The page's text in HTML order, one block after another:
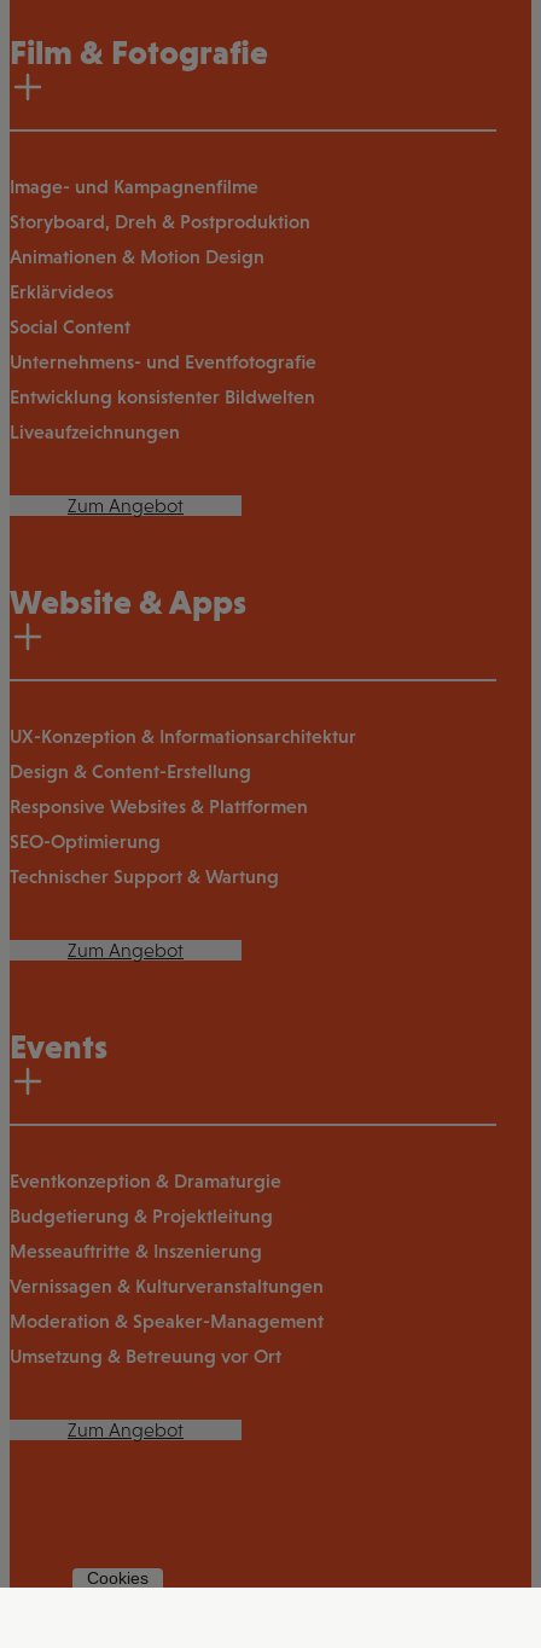
Film & Fotografie
Image- und Kampagnenfilme
Storyboard, Dreh & Postproduktion
Animationen & Motion Design
Erklärvideos
Social Content
Unternehmens- und Eventfotografie
Entwicklung konsistenter Bildwelten
Liveaufzeichnungen
Zum Angebot
Website & Apps
UX-Konzeption & Informationsarchitektur
Design & Content-Erstellung
Responsive Websites & Plattformen
SEO-Optimierung
Technischer Support & Wartung
Zum Angebot
Events
Eventkonzeption & Dramaturgie
Budgetierung & Projektleitung
Messeauftritte & Inszenierung
Vernissagen & Kulturveranstaltungen
Moderation & Speaker-Management
Umsetzung & Betreuung vor Ort
Zum Angebot
Cookies